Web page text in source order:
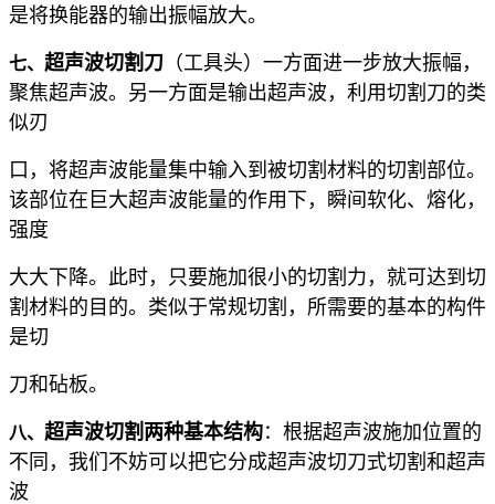
是将换能器的输出振幅放大。
七、 超声波切割刀 （工具头）一方面进一步放大振幅，
聚焦超声波。另一方面是输出超声波，利用切割刀的类
似刃
口，将超声波能量集中输入到被切割材料的切割部位。
该部位在巨大超声波能量的作用下，瞬间软化、熔化，
强度
大大下降。此时，只要施加很小的切割力，就可达到切
割材料的目的。类似于常规切割，所需要的基本的构件
是切
刀和砧板。
八、 超声波切割两种基本结构：根据超声波施加位置的
不同，我们不妨可以把它分成超声波切刀式切割和超声
波